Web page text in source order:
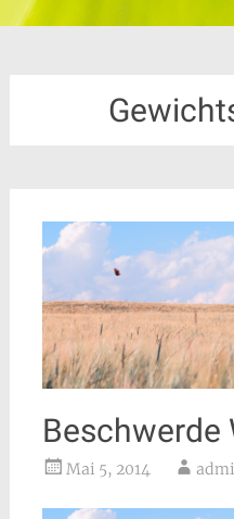
Beschwerde
Mai 5, 2014